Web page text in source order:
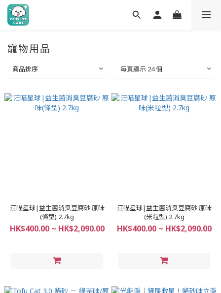
寵物用品
商品排序 每頁顯示 24 個
汪喵星球|益生菌消臭豆腐砂 原味
(條型) 2.7kg
HK$400.00 ~ HK$2,090.00
汪喵星球|益生菌消臭豆腐砂 原味
(米粒型) 2.7kg
HK$400.00 ~ HK$2,090.00